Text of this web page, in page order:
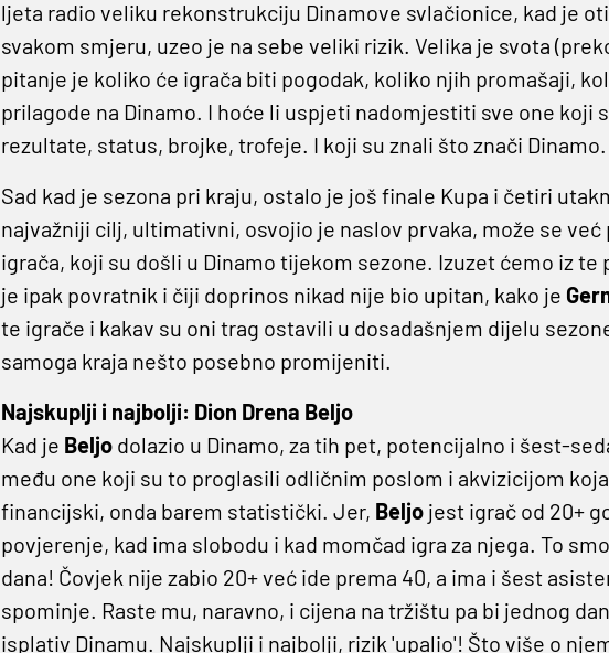
ljeta radio veliku rekonstrukciju Dinamove svlačionice, kad je
svakom smjeru, uzeo je na sebe veliki rizik. Velika je svota
pitanje je koliko će igrača biti pogodak, koliko njih promašaji,
prilagode na Dinamo. I hoće li uspjeti nadomjestiti sve one koji
rezultate, status, brojke, trofeje. I koji su znali što znači Dinamo.
Sad kad je sezona pri kraju, ostalo je još finale Kupa i četiri
najvažniji cilj, ultimativni, osvojio je naslov prvaka, može se
igrača, koji su došli u Dinamo tijekom sezone. Izuzet ćemo iz
je ipak povratnik i čiji doprinos nikad nije bio upitan, kako je
te igrače i kakav su oni trag ostavili u dosadašnjem dijelu
samoga kraja nešto posebno promijeniti.
Najskuplji i najbolji: Dion Drena Beljo
Kad je Beljo dolazio u Dinamo, za tih pet, potencijalno i šest-
među one koji su to proglasili odličnim poslom i akvizicijom
financijski, onda barem statistički. Jer, Beljo jest igrač od 20+
povjerenje, kad ima slobodu i kad momčad igra za njega. To
dana! Čovjek nije zabio 20+ već ide prema 40, a ima i šest
spominje. Raste mu, naravno, i cijena na tržištu pa bi jednog
isplativ Dinamu. Najskuplji i najbolji, rizik 'upalio'! Što više o